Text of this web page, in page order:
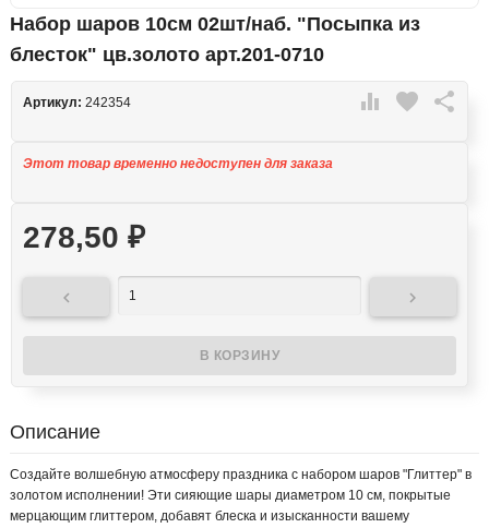
Набор шаров 10см 02шт/наб. "Посыпка из
блесток" цв.золото арт.201-0710
 favorite 
Артикул: 242354
Этот товар временно недоступен для заказа
278,50 ₽
 
Описание
Создайте волшебную атмосферу праздника с набором шаров "Глиттер" в
золотом исполнении! Эти сияющие шары диаметром 10 см, покрытые
мерцающим глиттером, добавят блеска и изысканности вашему